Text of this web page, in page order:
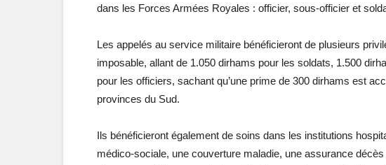
dans les Forces Armées Royales : officier, sous-officier et
Les appelés au service militaire bénéficieront de plusieurs
imposable, allant de 1.050 dirhams pour les soldats, 1.500
pour les officiers, sachant qu’une prime de 300 dirhams est
provinces du Sud.
Ils bénéficieront également de soins dans les institutions
médico-sociale, une couverture maladie, une assurance décès